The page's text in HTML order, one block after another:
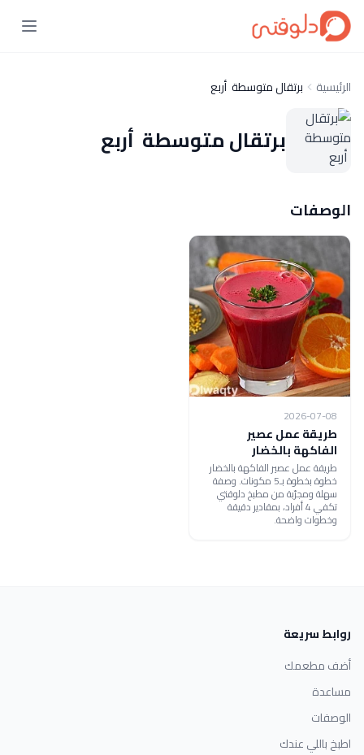
الرئيسية برتقال متوسطة أربع
برتقال متوسطة أربع
الوصفات
2026-07-08
طريقة عمل عصير
الفاكهة بالخضار
طريقة عمل عصير الفاكهة بالخضار
خطوة بخطوة بـ5 مكونات. وصفة
سهلة ومجرّبة من مطبخ دلوقتي
تكفي 4 أفراد، بمقادير دقيقة
وخطوات واضحة.
روابط سريعة
أضف مطعمك
مساعدة
الوصفات
اطبخ باللي عندك